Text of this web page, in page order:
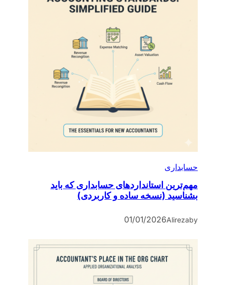
حسابداری
مهم‌ترین استانداردهای حسابداری که باید
بشناسید (نسخه ساده و کاربردی)
by
Alireza
01/01/2026